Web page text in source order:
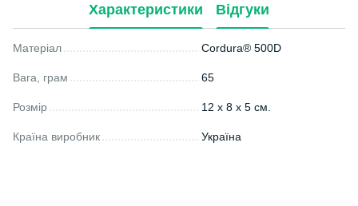
Характеристики Відгуки
Матеріал Cordura® 500D
Вага, грам 65
Розмір 12 х 8 х 5 см.
Країна виробник Україна